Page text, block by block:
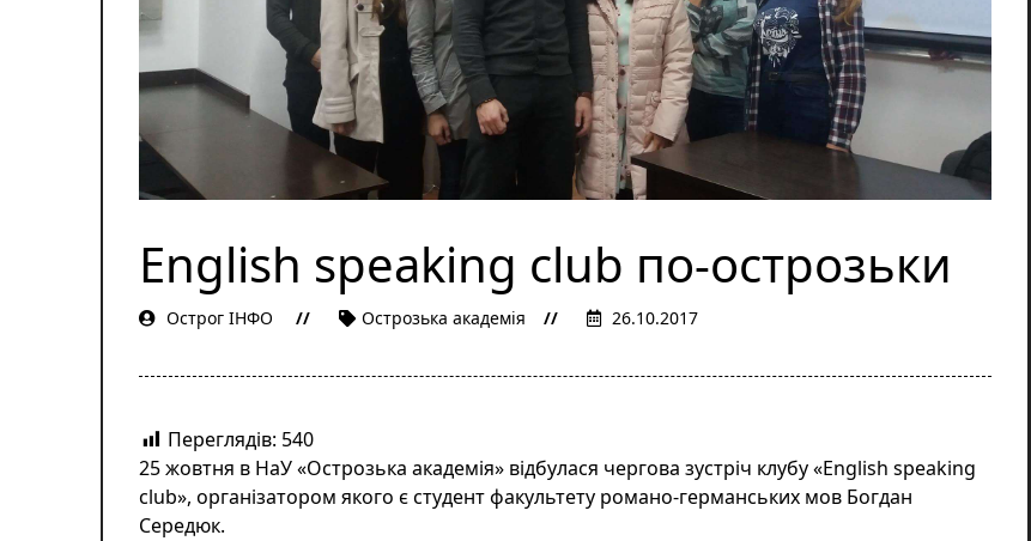
English speaking club по-острозьки
Острог ІНФО Острозька академія 26.10.2017
Переглядів: 540
25 жовтня в НаУ «Острозька академія» відбулася чергова зустріч клубу «English speaking
club», організатором якого є студент факультету романо-германських мов Богдан
Середюк.